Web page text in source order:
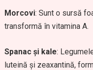
Morcovi: Sunt o sursă
transformă în vitamina A.
Spanac și kale:
luteină și zeaxantină,